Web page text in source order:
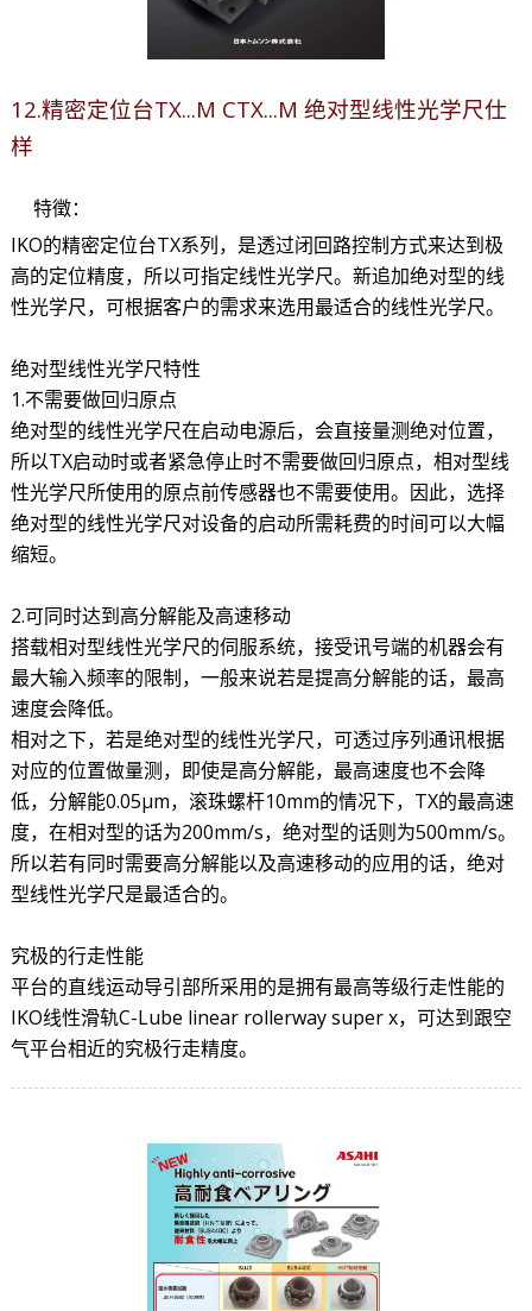
12.精密定位台TX...M CTX...M 绝对型线性光学尺仕
样
特徵：
IKO的精密定位台TX系列，是透过闭回路控制方式来达到极
高的定位精度，所以可指定线性光学尺。新追加绝对型的线
性光学尺，可根据客户的需求来选用最适合的线性光学尺。
绝对型线性光学尺特性
1.不需要做回归原点
绝对型的线性光学尺在启动电源后，会直接量测绝对位置，
所以TX启动时或者紧急停止时不需要做回归原点，相对型线
性光学尺所使用的原点前传感器也不需要使用。因此，选择
绝对型的线性光学尺对设备的启动所需耗费的时间可以大幅
缩短。
2.可同时达到高分解能及高速移动
搭载相对型线性光学尺的伺服系统，接受讯号端的机器会有
最大输入频率的限制，一般来说若是提高分解能的话，最高
速度会降低。
相对之下，若是绝对型的线性光学尺，可透过序列通讯根据
对应的位置做量测，即使是高分解能，最高速度也不会降
低，分解能0.05μm，滚珠螺杆10mm的情况下，TX的最高速
度，在相对型的话为200mm/s，绝对型的话则为500mm/s。
所以若有同时需要高分解能以及高速移动的应用的话，绝对
型线性光学尺是最适合的。
究极的行走性能
平台的直线运动导引部所采用的是拥有最高等级行走性能的
IKO线性滑轨C-Lube linear rollerway super x，可达到跟空
气平台相近的究极行走精度。